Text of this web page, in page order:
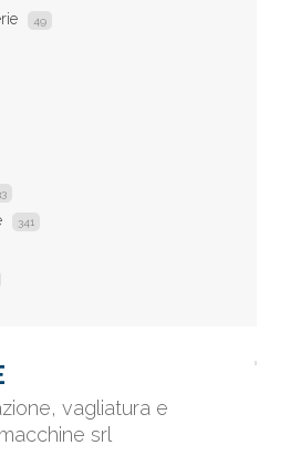
49
341
vagliatura e
srl